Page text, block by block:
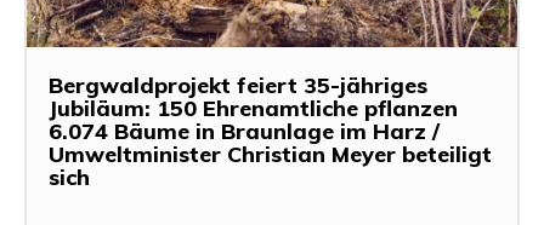
Bergwaldprojekt feiert 35-jähriges
Jubiläum: 150 Ehrenamtliche pflanzen
6.074 Bäume in Braunlage im Harz /
Umweltminister Christian Meyer beteiligt
sich